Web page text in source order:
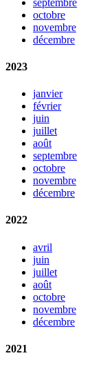
octobre
novembre
décembre
2023
janvier
février
juin
juillet
août
septembre
octobre
novembre
décembre
2022
avril
juin
juillet
août
octobre
novembre
décembre
2021